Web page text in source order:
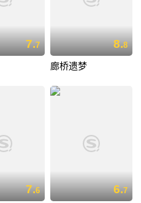
7.7 8.8
廊桥遗梦
7.6 6.7